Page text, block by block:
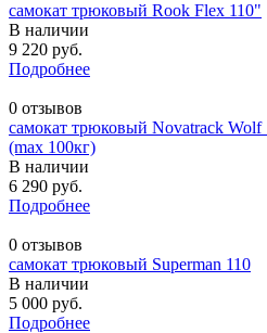
самокат трюковый Rook Flex 110"
В наличии
9 220 руб.
Подробнее
0 отзывов
самокат трюковый Novatrack
(max 100кг)
В наличии
6 290 руб.
Подробнее
0 отзывов
самокат трюковый Superman 110
В наличии
5 000 руб.
Подробнее